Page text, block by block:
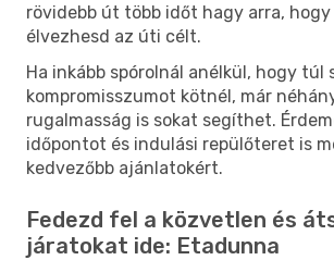
rövidebb út több időt hagy arra, hogy
élvezhesd az úti célt.
Ha inkább spórolnál anélkül, hogy túl
kompromisszumot kötnél, már
rugalmasság is sokat segíthet.
időpontot és indulási repülőteret is
kedvezőbb ajánlatokért.
Fedezd fel a közvetlen és
járatokat ide: Etadunna